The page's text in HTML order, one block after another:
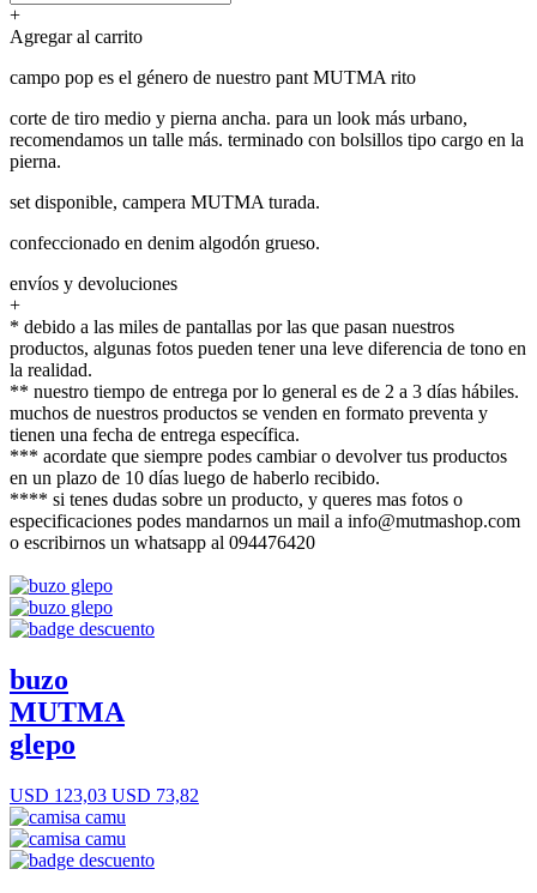
+
Agregar al carrito
campo pop es el género de nuestro pant MUTMA rito
corte de tiro medio y pierna ancha. para un look más urbano,
recomendamos un talle más. terminado con bolsillos tipo cargo en la
pierna.
set disponible, campera MUTMA turada.
confeccionado en denim algodón grueso.
envíos y devoluciones
+
* debido a las miles de pantallas por las que pasan nuestros
productos, algunas fotos pueden tener una leve diferencia de tono en
la realidad.
** nuestro tiempo de entrega por lo general es de 2 a 3 días hábiles.
muchos de nuestros productos se venden en formato preventa y
tienen una fecha de entrega específica.
*** acordate que siempre podes cambiar o devolver tus productos
en un plazo de 10 días luego de haberlo recibido.
**** si tenes dudas sobre un producto, y queres mas fotos o
especificaciones podes mandarnos un mail a info@mutmashop.com
o escribirnos un whatsapp al 094476420
buzo
MUTMA
glepo
USD 123,03 USD 73,82